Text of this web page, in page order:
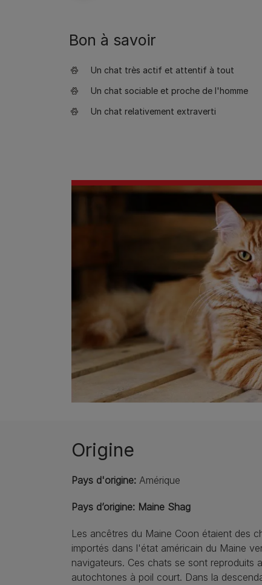
Bon à savoir
Un chat très actif et attentif à tout
Un chat sociable et proche de l'homme
Un chat relativement extraverti
Origine
Pays d'origine: Amérique
Pays d’origine: Maine Shag
Les ancêtres du Maine Coon étaient des
importés dans l'état américain du Maine
navigateurs. Ces chats se sont reproduits
autochtones à poil court. Dans la